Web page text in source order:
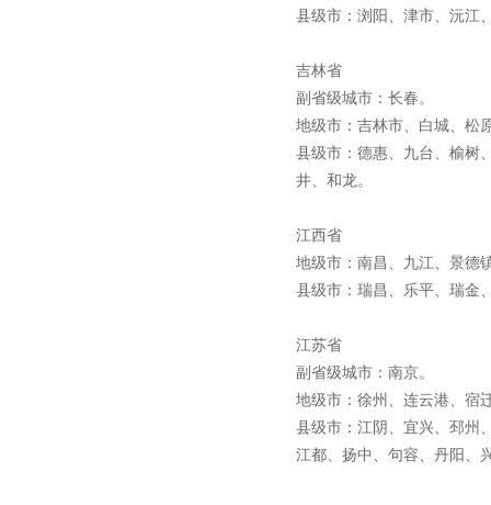
县级市：浏阳、津市、沅江
吉林省
副省级城市：长春。
地级市：吉林市、白城、
县级市：德惠、九台、榆树
井、和龙。
江西省
地级市：南昌、九江、景
县级市：瑞昌、乐平、瑞金
江苏省
副省级城市：南京。
地级市：徐州、连云港、宿
县级市：江阴、宜兴、邳州
江都、扬中、句容、丹阳